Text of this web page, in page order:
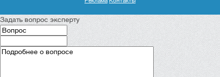
Задать вопрос эксперту